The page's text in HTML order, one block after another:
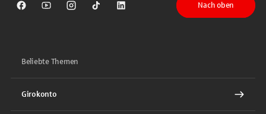
Sparkasse auf Facebook
Sparkasse auf Youtube
Sparkasse auf Instagram
Sparkasse auf TikTok
Sparkasse auf LinkedIn
Nach oben
Beliebte Themen
Girokonto